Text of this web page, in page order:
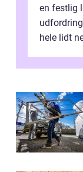
en festlig
hele lidt